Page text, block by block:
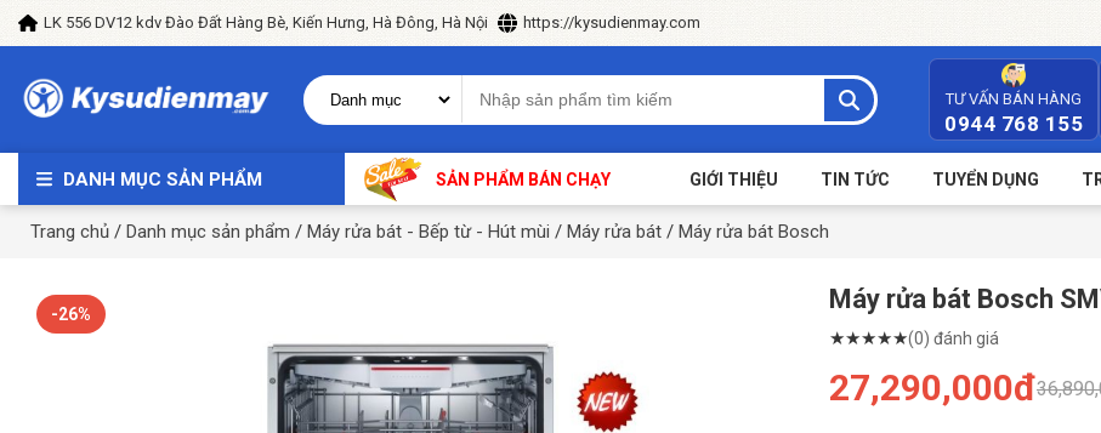
LK 556 DV12 kdv Đào Đất Hàng Bè, Kiến Hưng, Hà Đông, Hà Nội https://kysudienmay.com
TƯ VẤN BÁN HÀNG
0944 768 155
DANH MỤC SẢN PHẨM SẢN PHẨM BÁN CHẠY GIỚI THIỆU TIN TỨC TUYỂN DỤNG
Trang chủ / Danh mục sản phẩm / Máy rửa bát - Bếp từ - Hút mùi / Máy rửa bát / Máy rửa bát Bosch
-26% Máy rửa bát Bosch
★★★★★(0) đánh giá
27,290,000đ